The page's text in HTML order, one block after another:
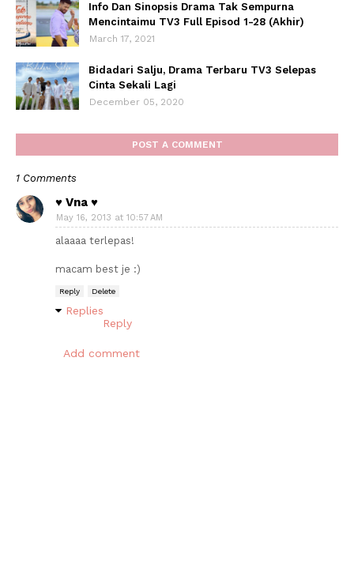
Info Dan Sinopsis Drama Tak Sempurna
Mencintaimu TV3 Full Episod 1-28 (Akhir)
March 17, 2021
Bidadari Salju, Drama Terbaru TV3 Selepas
Cinta Sekali Lagi
December 05, 2020
POST A COMMENT
1 Comments
♥ Vna ♥
May 16, 2013 at 10:57 AM
alaaaa terlepas!
macam best je :)
Reply Delete
Replies
Reply
Add comment